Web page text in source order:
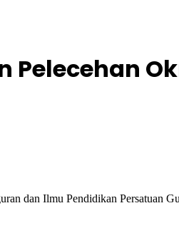
Pelecehan
dan Ilmu Pendidikan Persatuan